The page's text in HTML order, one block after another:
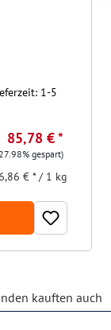
1-5
85,78 € *
gespart)
€ * / 1 kg
kauften auch